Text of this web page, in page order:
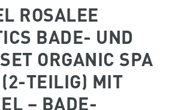
ROSALEE
BADE- UND
ORGANIC SPA
TEILIG) MIT
– BADE-